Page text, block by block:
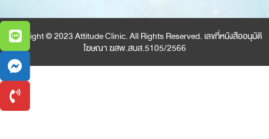
Copyright © 2023 Attitude Clinic. All Rights Reserved. เลขที่หนังสืออนุมัติ
โฆษณา ฆสพ.สบส.5105/2566